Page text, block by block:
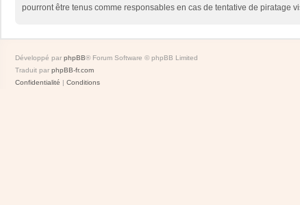
pourront être tenus comme responsables en cas de tentative de piratage
Développé par phpBB® Forum Software © phpBB Limited
Traduit par phpBB-fr.com
Confidentialité | Conditions